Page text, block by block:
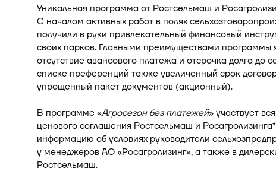
Уникальная программа от Ростсельмаш и
С началом активных работ в полях
получили в руки привлекательный финансовый
своих парков. Главными преимуществами программы
отсутствие авансового платежа и отсрочка долга до
списке преференций также увеличенный срок
упрощенный пакет документов (акционный).
В программе «Агросезон без платежей» участвует
ценового соглашения Ростсельмаш и
информацию об условиях руководители
у менеджеров АО «Росагролизинг», а также в
Ростсельмаш.